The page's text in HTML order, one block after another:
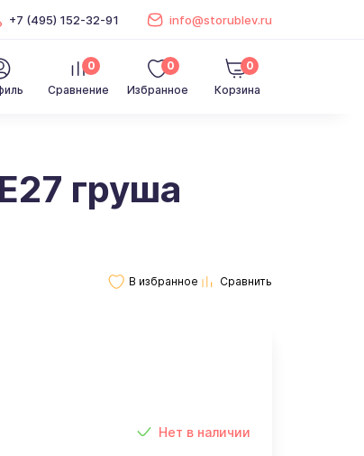
+7 (495) 152-32-91 info@storublev.ru
Сравнение
0
Избранное
0
Корзина
0
груша
Нет в наличии